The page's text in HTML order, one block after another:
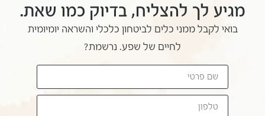
מגיע לך להצליח, בדיוק כמו שאת.
בואי לקבל ממני כלים לביטחון כלכלי והשראה יומיומית
לחיים של שפע. נרשמת?